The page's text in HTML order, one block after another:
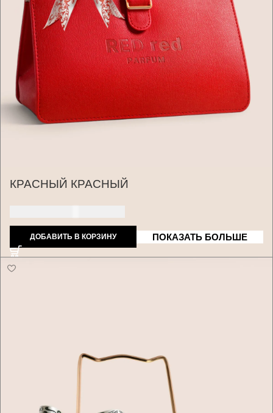
КРАСНЫЙ КРАСНЫЙ
ПОКАЗАТЬ БОЛЬШЕ
ДОБАВИТЬ В КОРЗИНУ